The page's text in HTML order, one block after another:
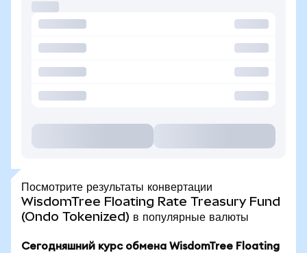
Посмотрите результаты конвертации
WisdomTree Floating Rate Treasury Fund
(Ondo Tokenized) в популярные валюты
Сегодняшний курс обмена WisdomTree Floating